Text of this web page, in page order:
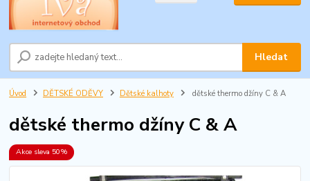
Hledat
Úvod DĚTSKÉ ODĚVY Dětské kalhoty dětské thermo džíny C & A
dětské thermo džíny C & A
Akce sleva 50%